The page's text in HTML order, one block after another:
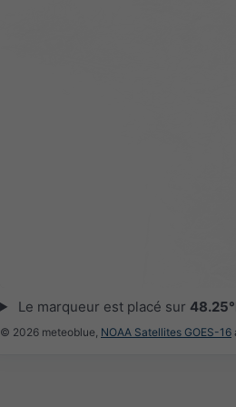
Le marqueur est placé sur
© 2026 meteoblue, NOAA Satellites GOES-16